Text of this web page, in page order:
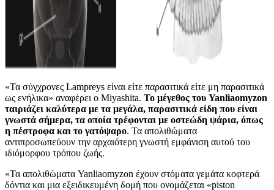
«Τα σύγχρονες Lampreys είναι είτε παρασιτικά είτε μη παρασιτικά
ως ενήλικα» αναφέρει ο Miyashita. Το μέγεθος του Yanliaomyzon
ταιριάζει καλύτερα με τα μεγάλα, παρασιτικά είδη που είναι
γνωστά σήμερα, τα οποία τρέφονται με οστεώδη ψάρια, όπως
η πέστροφα και το γατόψαρο. Τα απολιθώματα
αντιπροσωπεύουν την αρχαιότερη γνωστή εμφάνιση αυτού του
ιδιόμορφου τρόπου ζωής.
«Τα απολιθώματα Yanliaomyzon έχουν στόματα γεμάτα κοφτερά
δόντια και μια εξειδικευμένη δομή που ονομάζεται «piston